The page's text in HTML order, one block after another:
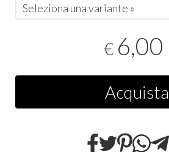
Seleziona una variante »
€ 6,00
Acquista